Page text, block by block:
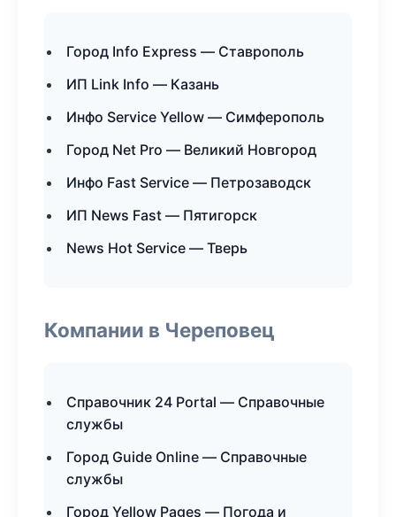
Город Info Express — Ставрополь
ИП Link Info — Казань
Инфо Service Yellow — Симферополь
Город Net Pro — Великий Новгород
Инфо Fast Service — Петрозаводск
ИП News Fast — Пятигорск
News Hot Service — Тверь
Компании в Череповец
Справочник 24 Portal — Справочные
службы
Город Guide Online — Справочные
службы
Город Yellow Pages — Погода и